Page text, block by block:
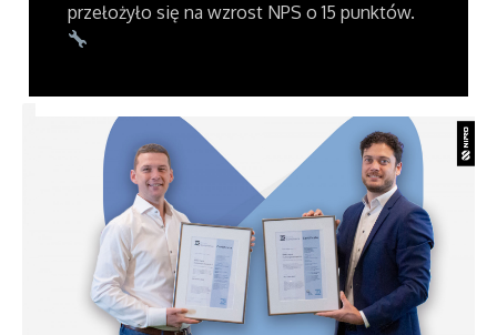
przełożyło się na wzrost NPS o 15 punktów.